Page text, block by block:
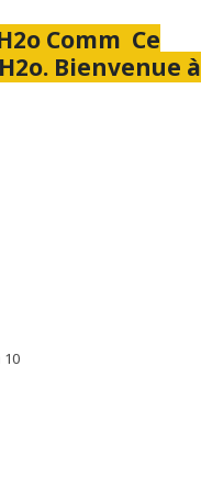
Comm Ce
Bienvenue à
10